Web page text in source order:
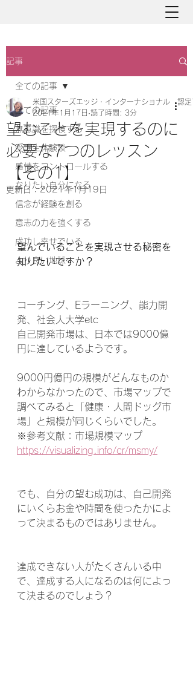
記事
全ての記事
無意識を探検する
受講生体験談
感情をコントロールする
なりたい自分になる
信念が経験を創る
意志の力を強くする
成功し幸せでいる
より良い地球へ
全ての記事
望むことを実現するのに
必要な7つのレッスン
【その1】
米国スターズエッジ・インターナショナル 認
2021年1月17日 読了時間: 3分
更新日：2021年1月19日
望んでいることを実現させる秘密を
知りたいですか？
コーチング、Eラーニング、能力開
発、社会人大学etc
自己開発市場は、日本では9000億
円に達しているようです。
9000円億円の規模がどんなものか
わからなかったので、市場マップで
調べてみると「健康・人間ドッグ市
場」と規模が同じくらいでした。
※参考文献：市場規模マップ
https://visualizing.info/cr/msmy/
でも、自分の望む成功は、自己開発
にいくらお金や時間を使ったかによ
って決まるものではありません。
達成できない人がたくさんいる中
で、達成する人になるのは何によっ
て決まるのでしょう？